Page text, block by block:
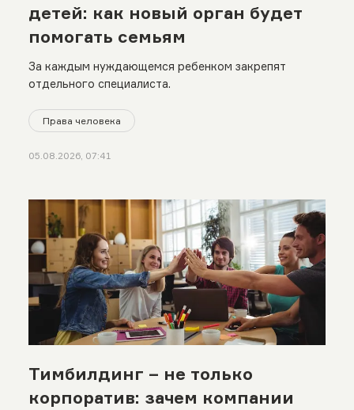
детей: как новый орган будет
помогать семьям
За каждым нуждающемся ребенком закрепят
отдельного специалиста.
Права человека
05.08.2026, 07:41
Тимбилдинг – не только
корпоратив: зачем компании